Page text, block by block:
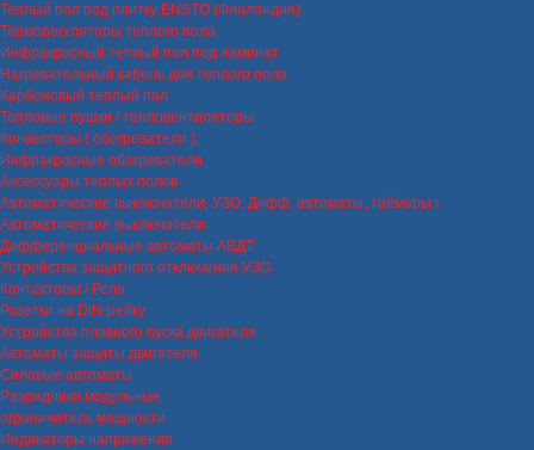
Теплый пол под плитку ENSTO (Финляндия)
Терморегуляторы теплого пола
Инфракрасный теплый пол под ламинат
Нагревательный кабель для теплого пола
Карбоновый теплый пол
Тепловые пушки / тепловентиляторы
Конвекторы ( обогреватели )
Инфракрасные обогреватели
Аксессуары теплых полов
Автоматические выключатели, УЗО, Дифф. автоматы, таймеры
Автоматические выключатели
Дифференциальные автоматы АВДТ
Устройства защитного отключения УЗО
Контакторы / Реле
Розетки на DIN-рейку
Устройства плавного пуска двигателя
Автоматы защиты двигателя
Силовые автоматы
Разрядники модульные
ограничитель мощности
Индикаторы напряжения